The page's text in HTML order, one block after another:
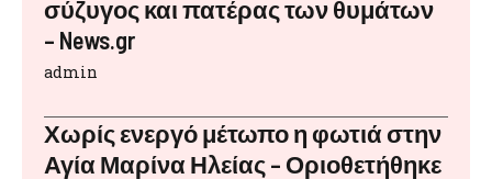
σύζυγος και πατέρας των θυμάτων
– News.gr
admin
Χωρίς ενεργό μέτωπο η φωτιά στην
Αγία Μαρίνα Ηλείας – Οριοθετήθηκε